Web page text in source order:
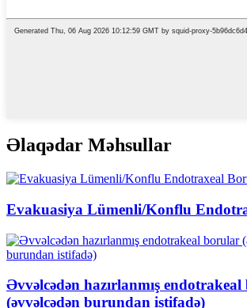
Əlaqədar Məhsullar
Evakuasiya Lümenli/Konflu
Əvvəlcədən hazırlanmış
(əvvəlcədən burundan istifadə)